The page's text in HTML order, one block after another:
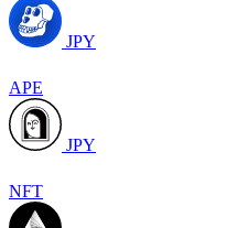
JPY
APE
JPY
NFT